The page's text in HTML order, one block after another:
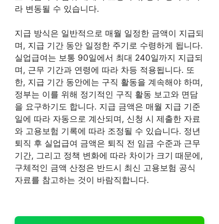
라 변동될 수 있습니다.
지급 방식은 일반적으로 매월 일정한 금액이 지급되
며, 지급 기간 동안 일정한 주기로 수령하게 됩니다.
실업급여는 보통 90일에서 최대 240일까지 지급되
며, 근무 기간과 연령에 따라 차등 적용됩니다. 또
한, 지급 기간 동안에는 구직 활동을 계속해야 하며,
정부는 이를 위해 정기적인 구직 활동 보고와 면담
을 요구하기도 합니다. 지급 금액은 매월 지급 기준
일에 따라 자동으로 계산되며, 신청 시 제출한 자료
와 고용보험 기록에 따라 조정될 수 있습니다. 정년
퇴직 후 실업급여 금액은 퇴직 전 임금 수준과 근무
기간, 그리고 정책 변화에 따라 차이가 크기 때문에,
구체적인 금액 산정은 반드시 최신 고용보험 공식
자료를 참고하는 것이 바람직합니다.